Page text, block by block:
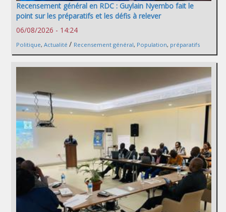
Recensement général en RDC : Guylain Nyembo fait le
point sur les préparatifs et les défis à relever
06/08/2026 - 14:24
Politique, Actualité / Recensement général, Population, préparatifs